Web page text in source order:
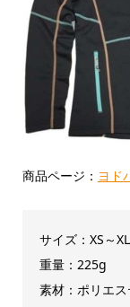
商品ページ： ヨド
サイズ：XS～XL
重量：225g
素材：ポリエ